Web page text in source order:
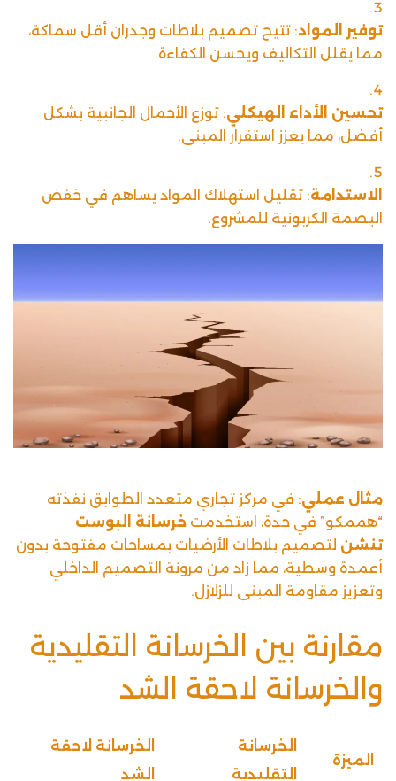
توفير المواد: تتيح تصميم بلاطات وجدران أقل سماكة،
مما يقلل التكاليف ويحسن الكفاءة.
تحسين الأداء الهيكلي: توزع الأحمال الجانبية بشكل
أفضل، مما يعزز استقرار المبنى.
الاستدامة: تقليل استهلاك المواد يساهم في خفض
البصمة الكربونية للمشروع.
مثال عملي: في مركز تجاري متعدد الطوابق نفذته
“هممكو” في جدة، استخدمت خرسانة البوست
تنشن لتصميم بلاطات الأرضيات بمساحات مفتوحة بدون
أعمدة وسطية، مما زاد من مرونة التصميم الداخلي
وتعزيز مقاومة المبنى للزلازل.
مقارنة بين الخرسانة التقليدية
والخرسانة لاحقة الشد
الميزة
الخرسانة
التقليدية
الخرسانة لاحقة
الشد